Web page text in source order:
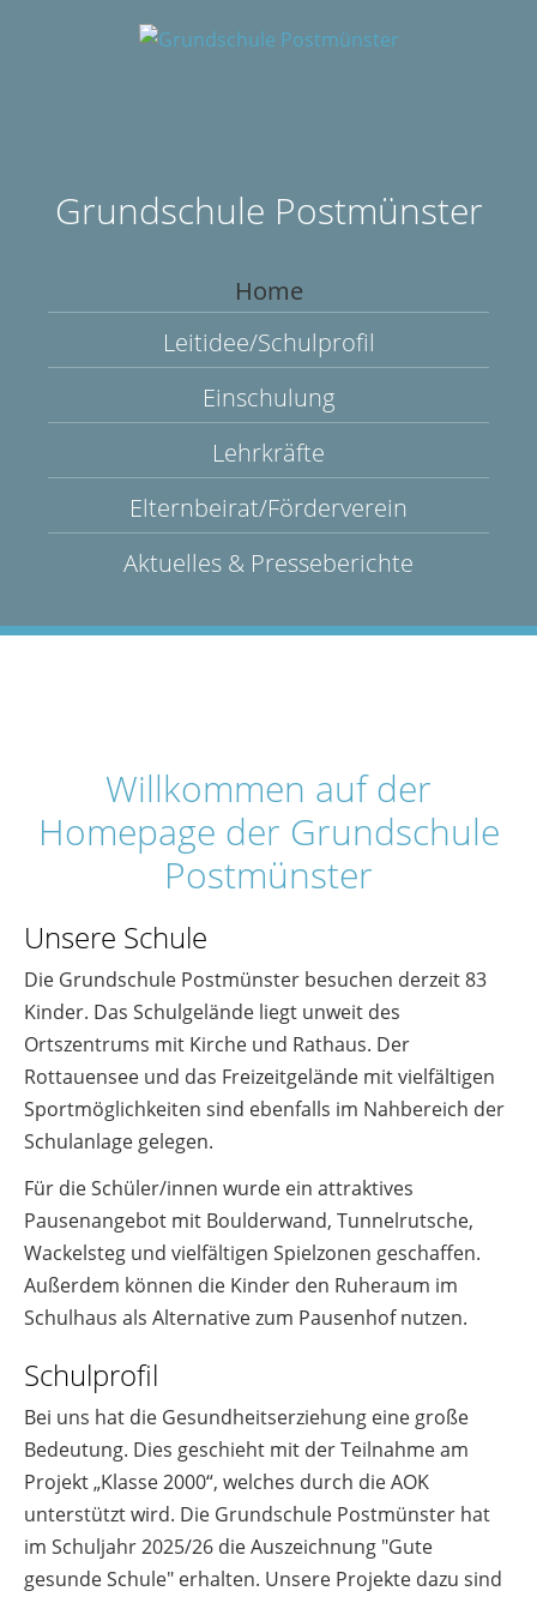
Grundschule Postmünster
Home
Leitidee/Schulprofil
Einschulung
Lehrkräfte
Elternbeirat/Förderverein
Aktuelles & Presseberichte
Willkommen auf der
Homepage der Grundschule
Postmünster
Unsere Schule
Die Grundschule Postmünster besuchen derzeit 83
Kinder. Das Schulgelände liegt unweit des
Ortszentrums mit Kirche und Rathaus. Der
Rottauensee und das Freizeitgelände mit vielfältigen
Sportmöglichkeiten sind ebenfalls im Nahbereich der
Schulanlage gelegen.
Für die Schüler/innen wurde ein attraktives
Pausenangebot mit Boulderwand, Tunnelrutsche,
Wackelsteg und vielfältigen Spielzonen geschaffen.
Außerdem können die Kinder den Ruheraum im
Schulhaus als Alternative zum Pausenhof nutzen.
Schulprofil
Bei uns hat die Gesundheitserziehung eine große
Bedeutung. Dies geschieht mit der Teilnahme am
Projekt „Klasse 2000“, welches durch die AOK
unterstützt wird. Die Grundschule Postmünster hat
im Schuljahr 2025/26 die Auszeichnung "Gute
gesunde Schule" erhalten. Unsere Projekte dazu sind